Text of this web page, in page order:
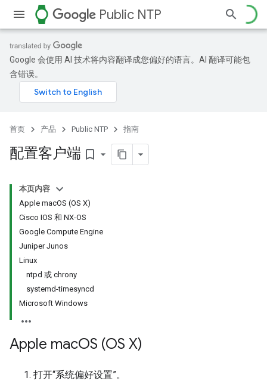
watch Public NTP
Google 会使用 AI 技术将内容翻译成您偏好的语言。AI 翻译可能包
含错误。
首页 产品 Public NTP 指南
配置客户端 bookmark_border
本页内容
Apple macOS (OS X)
Cisco IOS 和 NX-OS
Google Compute Engine
Juniper Junos
Linux
ntpd 或 chrony
systemd-timesyncd
Microsoft Windows
Apple macOS (OS X)
打开“系统偏好设置”。